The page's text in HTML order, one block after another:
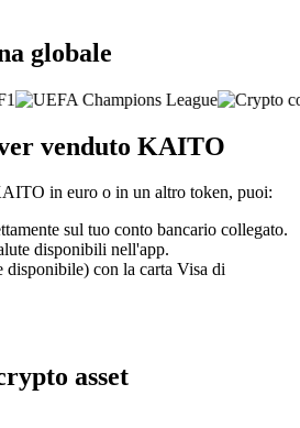
globale
venduto KAITO
in euro o in un altro token, puoi:
sul tuo conto bancario collegato.
disponibili nell'app.
disponibile) con la carta Visa di
asset